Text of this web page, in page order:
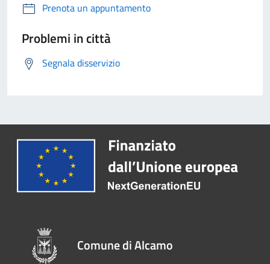
Prenota un appuntamento
Problemi in città
Segnala disservizio
Comune di Alcamo